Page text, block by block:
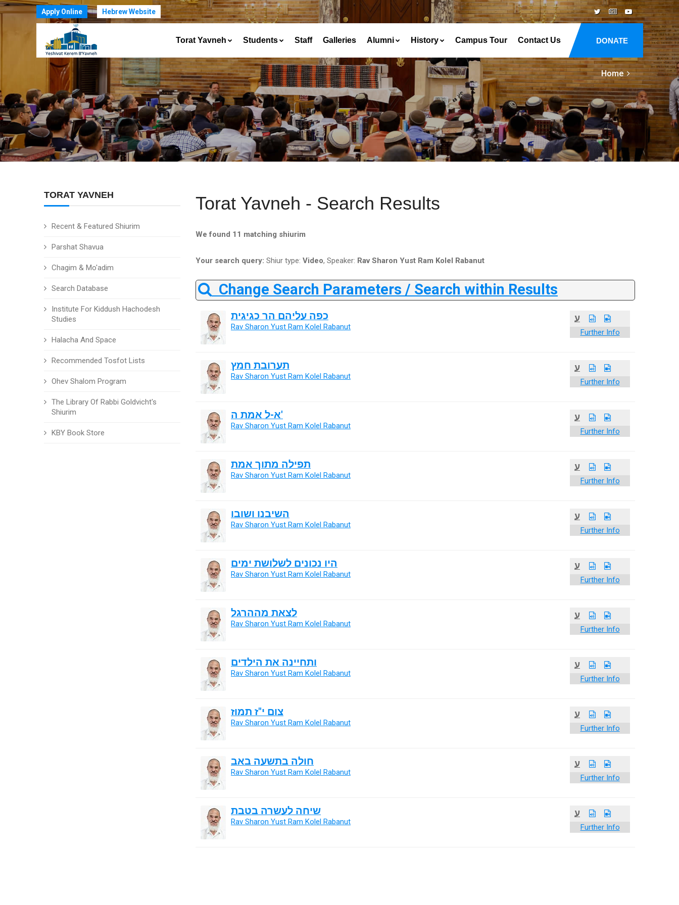
Apply Online Hebrew Website
DONATE
Torat Yavneh Students Staff Galleries Alumni History Campus Tour Contact Us
Home
TORAT YAVNEH
Recent & Featured Shiurim
Parshat Shavua
Chagim & Mo'adim
Search Database
Institute For Kiddush Hachodesh
Studies
Halacha And Space
Recommended Tosfot Lists
Ohev Shalom Program
The Library Of Rabbi Goldvicht's
Shiurim
KBY Book Store
Torat Yavneh - Search Results
We found 11 matching shiurim
Your search query: Shiur type: Video, Speaker: Rav Sharon Yust Ram Kolel Rabanut
Change Search Parameters / Search within Results
ע
Further Info
כפה עליהם הר כגיגית
Rav Sharon Yust Ram Kolel Rabanut
ע
Further Info
תערובת חמץ
Rav Sharon Yust Ram Kolel Rabanut
ע
Further Info
א-ל אמת ה'
Rav Sharon Yust Ram Kolel Rabanut
ע
Further Info
תפילה מתוך אמת
Rav Sharon Yust Ram Kolel Rabanut
ע
Further Info
השיבנו ושובו
Rav Sharon Yust Ram Kolel Rabanut
ע
Further Info
היו נכונים לשלושת ימים
Rav Sharon Yust Ram Kolel Rabanut
ע
Further Info
לצאת מההרגל
Rav Sharon Yust Ram Kolel Rabanut
ע
Further Info
ותחיינה את הילדים
Rav Sharon Yust Ram Kolel Rabanut
ע
Further Info
צום י"ז תמוז
Rav Sharon Yust Ram Kolel Rabanut
ע
Further Info
חולה בתשעה באב
Rav Sharon Yust Ram Kolel Rabanut
ע
Further Info
שיחה לעשרה בטבת
Rav Sharon Yust Ram Kolel Rabanut